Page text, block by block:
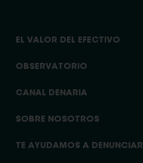
EL VALOR DEL EFECTIVO
OBSERVATORIO
CANAL DENARIA
SOBRE NOSOTROS
TE AYUDAMOS A DENUNCIAR